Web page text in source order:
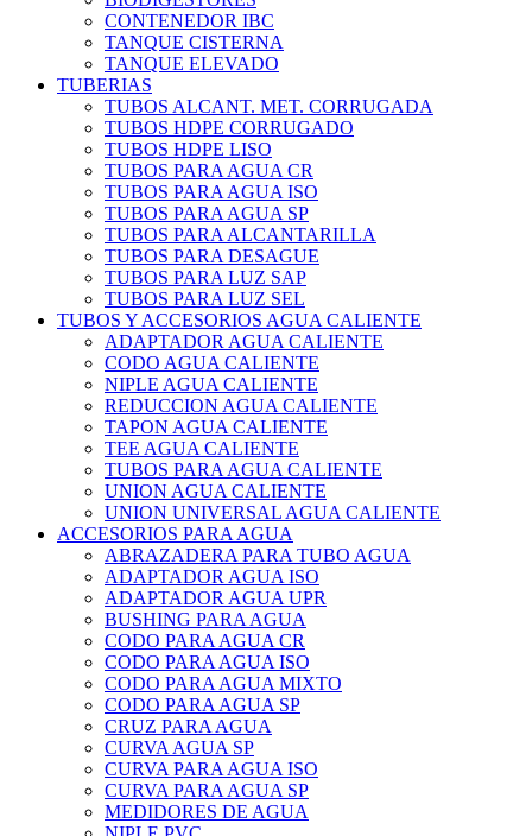
CONTENEDOR IBC
TANQUE CISTERNA
TANQUE ELEVADO
TUBERIAS
TUBOS ALCANT. MET. CORRUGADA
TUBOS HDPE CORRUGADO
TUBOS HDPE LISO
TUBOS PARA AGUA CR
TUBOS PARA AGUA ISO
TUBOS PARA AGUA SP
TUBOS PARA ALCANTARILLA
TUBOS PARA DESAGUE
TUBOS PARA LUZ SAP
TUBOS PARA LUZ SEL
TUBOS Y ACCESORIOS AGUA CALIENTE
ADAPTADOR AGUA CALIENTE
CODO AGUA CALIENTE
NIPLE AGUA CALIENTE
REDUCCION AGUA CALIENTE
TAPON AGUA CALIENTE
TEE AGUA CALIENTE
TUBOS PARA AGUA CALIENTE
UNION AGUA CALIENTE
UNION UNIVERSAL AGUA CALIENTE
ACCESORIOS PARA AGUA
ABRAZADERA PARA TUBO AGUA
ADAPTADOR AGUA ISO
ADAPTADOR AGUA UPR
BUSHING PARA AGUA
CODO PARA AGUA CR
CODO PARA AGUA ISO
CODO PARA AGUA MIXTO
CODO PARA AGUA SP
CRUZ PARA AGUA
CURVA AGUA SP
CURVA PARA AGUA ISO
CURVA PARA AGUA SP
MEDIDORES DE AGUA